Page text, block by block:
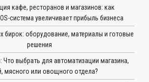
кафе, ресторанов и магазинов: как
система увеличивает прибыль бизнеса
бирок: оборудование, материалы и готовые
решения
Что выбрать для автоматизации магазина,
мясного или овощного отдела?